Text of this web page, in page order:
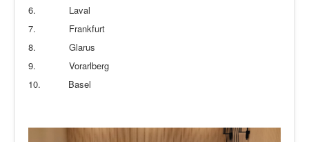
6.
Laval
7.
Frankfurt
8.
Glarus
9.
Vorarlberg
10.
Basel